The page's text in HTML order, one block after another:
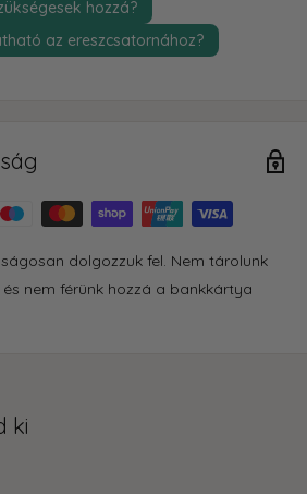
hozzá?
az ereszcsatornához?
dolgozzuk fel. Nem tárolunk
nem férünk hozzá a bankkártya
ki